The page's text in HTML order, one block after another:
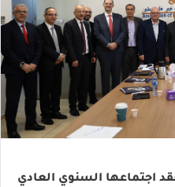
اجتماعها السنوي العادي